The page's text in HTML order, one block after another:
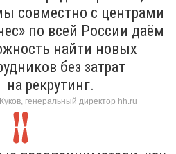
совместно с центрами
по всей России даём
найти новых
без затрат
на рекрутинг.
генеральный директор hh.ru